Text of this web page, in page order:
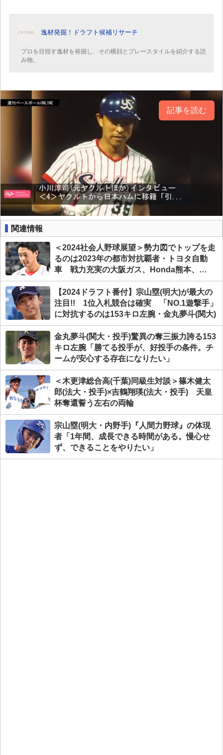
逸材発掘！ドラフト候補リサーチ
プロを目指す逸材を発掘し、その横顔とプレースタイルを紹介する読
み物。
記事を読む
関連情報
＜2024社会人野球展望＞勢力図でトップを走
るのは2023年の都市対抗覇者・トヨタ自動
車 戦力充実の大阪ガス、Honda熊本、
ENEOSも侮れないV争い
【2024ドラフト番付】宗山塁(明大)が最大の
注目!! 1位入札競合は確実 「NO.1遊撃手」
に対抗するのは153キロ左腕・金丸夢斗(関大)
金丸夢斗(関大・投手)驚異の奪三振力誇る153
キロ左腕「勝てる投手が、好投手の条件。チ
ームが安心する存在になりたい」
＜木更津総合高(千葉)同級生対談＞篠木健太
郎(法大・投手)×吉鶴翔瑛(法大・投手) 天皇
杯奪還誓う左右の両輪
宗山塁(明大・内野手)『人間力野球』の体現
者「1年間、成長できる時間がある。慢心せ
ず、できることをやりたい」